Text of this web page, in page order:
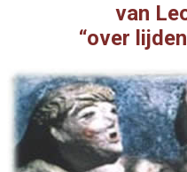
van
“over